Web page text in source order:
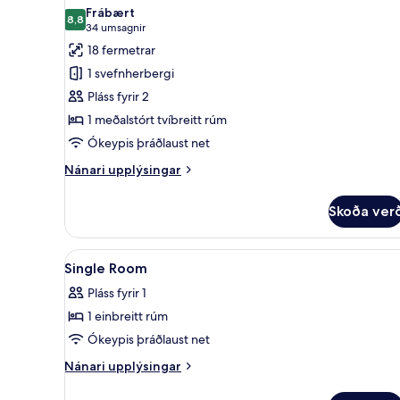
myndir
fyrir
Superior-
herbergi
8,88,8 af 10
Frábært
34 umsagnir
(34
umsagnir)
18 fermetrar
1 svefnherbergi
Pláss fyrir 2
1 meðalstórt tvíbreitt rúm
Ókeypis þráðlaust net
Nánari upplýsingar
Nánari
herbergi
Skoða
Skoða
allar
myndir
fyrir
Single
Room
Vinnuaðstaða fyrir fartölvur,
6
Single Room
Pláss fyrir 1
1 einbreitt rúm
Ókeypis þráðlaust net
Nánari upplýsingar
Nánari